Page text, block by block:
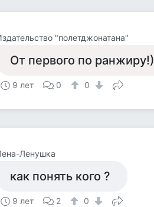
"полетджонатана"
От первого по ранжиру!)
9 лет 0 0
Ленушка
как понять кого ?
9 лет 2 0